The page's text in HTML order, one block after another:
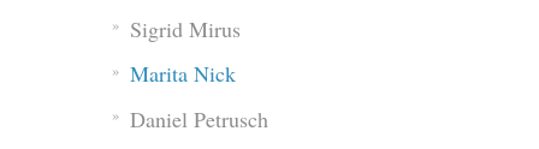
Sigrid Mirus
Marita Nick
Daniel Petrusch